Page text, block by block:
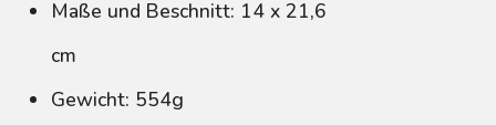
Maße und Beschnitt: 14 x 21,6
cm
Gewicht: 554g